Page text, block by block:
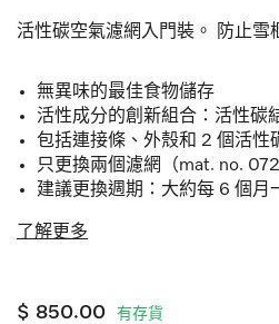
活性碳空氣濾網入門裝。 防止雪
無異味的最佳食物儲存
活性成分的創新組合：活性碳
包括連接條、外殼和 2 個活性
只更換兩個濾網（mat. no.
建議更換週期：大約每 6 個月
了解更多
$ 850.00 有存貨